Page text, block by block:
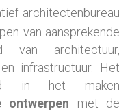
architectenbureau
van aansprekende
architectuur,
infrastructuur. Het
in het maken
ontwerpen met de